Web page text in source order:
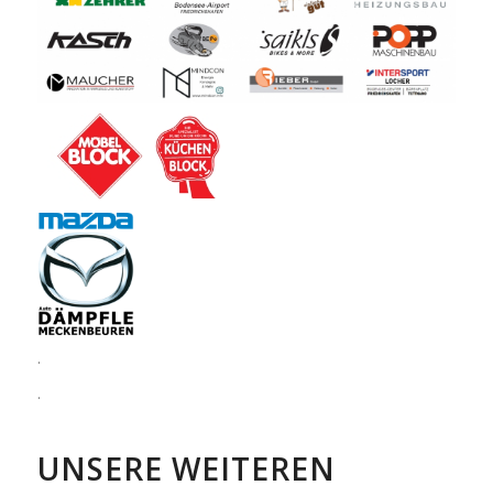
.
.
UNSERE WEITEREN